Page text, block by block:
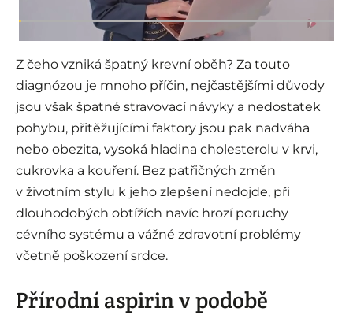
Z čeho vzniká špatný krevní oběh? Za touto
diagnózou je mnoho příčin, nejčastějšími důvody
jsou však špatné stravovací návyky a nedostatek
pohybu, přitěžujícími faktory jsou pak nadváha
nebo obezita, vysoká hladina cholesterolu v krvi,
cukrovka a kouření. Bez patřičných změn
v životním stylu k jeho zlepšení nedojde, při
dlouhodobých obtížích navíc hrozí poruchy
cévního systému a vážné zdravotní problémy
včetně poškození srdce.
Přírodní aspirin v podobě